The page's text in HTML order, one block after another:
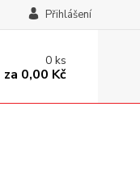
Přihlášení
0ks
za 0,00 Kč